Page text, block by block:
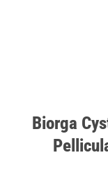
Biorga